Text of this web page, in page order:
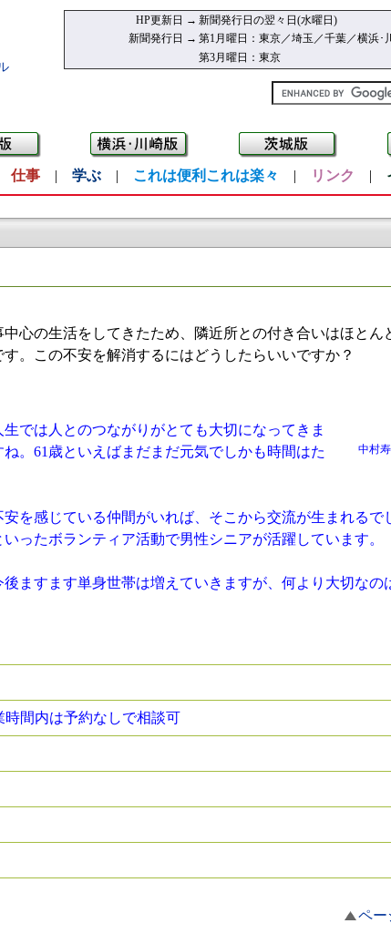
HP更新日 → 新聞発行日の翌々日(水曜日)
新聞発行日 → 第1月曜日：東京／埼玉／千葉／横浜･
第3月曜日：東京
仕事 | 学ぶ | これは便利これは楽々 | リンク |
心の生活をしてきたため、隣近所との付き合いはほとん
。この不安を解消するにはどうしたらいいですか？
中村
では人とのつながりがとても大切になってきま
。61歳といえばまだまだ元気でしかも時間はた
感じている仲間がいれば、そこから交流が生まれるで
ったボランティア活動で男性シニアが活躍しています。
ますます単身世帯は増えていきますが、何より大切なの
間内は予約なしで相談可
ペー